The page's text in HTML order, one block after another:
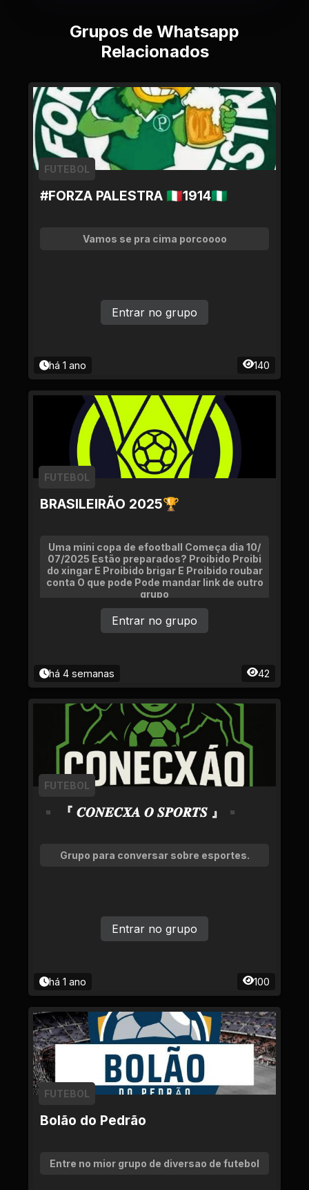
Grupos de Whatsapp
Relacionados
#FORZA PALESTRA 🇮🇹1914🇳🇬
FUTEBOL
Vamos se pra cima porcoooo
há 1 ano 140
Entrar no grupo
BRASILEIRÃO 2025🏆
FUTEBOL
Uma mini copa de efootball Começa dia 10/
07/2025 Estão preparados? Proibido Proibi
do xingar E Proibido brigar E Proibido roubar
conta O que pode Pode mandar link de outro
grupo
há 4 semanas 42
Entrar no grupo
▪ 『 𝑪𝑶𝑵𝑬𝑪𝑿𝑨 𝑶 𝑺𝑷𝑶𝑹𝑻𝑺 』▪
FUTEBOL
Grupo para conversar sobre esportes.
há 1 ano 100
Entrar no grupo
Bolão do Pedrão
FUTEBOL
Entre no mior grupo de diversao de futebol